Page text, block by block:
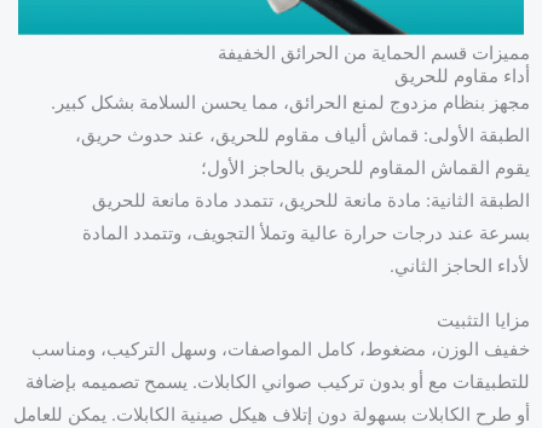
مميزات قسم الحماية من الحرائق الخفيفة
أداء مقاوم للحريق
مجهز بنظام مزدوج لمنع الحرائق، مما يحسن السلامة بشكل كبير.
الطبقة الأولى: قماش ألياف مقاوم للحريق، عند حدوث حريق،
يقوم القماش المقاوم للحريق بالحاجز الأول؛
الطبقة الثانية: مادة مانعة للحريق، تتمدد مادة مانعة للحريق
بسرعة عند درجات حرارة عالية وتملأ التجويف، وتتمدد المادة
لأداء الحاجز الثاني.
مزايا التثبيت
خفيف الوزن، مضغوط، كامل المواصفات، وسهل التركيب، ومناسب
للتطبيقات مع أو بدون تركيب صواني الكابلات. يسمح تصميمه بإضافة
أو طرح الكابلات بسهولة دون إتلاف هيكل صينية الكابلات. يمكن للعامل